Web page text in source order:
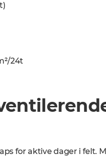
24t
for aktive dager i felt.